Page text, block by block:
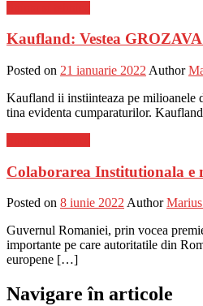
Kaufland: Vestea
Posted on 21 ianuarie 2022 Author
Kaufland ii instiinteaza pe milioanele
tina evidenta cumparaturilor.
Colaborarea Institutionala e
Posted on 8 iunie 2022Author
Guvernul Romaniei, prin vocea
importante pe care autoritatile din
europene […]
Navigare în articole